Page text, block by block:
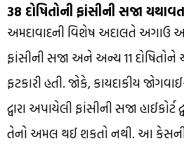
38 દોષિતોની ફાંસીની સજા યથાવત
અમદાવાદની વિશેષ અદાલતે અગાઉ આ
ફાંસીની સજા અને અન્ય 11
ફટકારી હતી. જોકે, કાયદાકીય
દ્વારા અપાયેલી ફાંસીની સજા હાઈકોર્ટ
તેનો અમલ થઈ શકતો નથી. આ